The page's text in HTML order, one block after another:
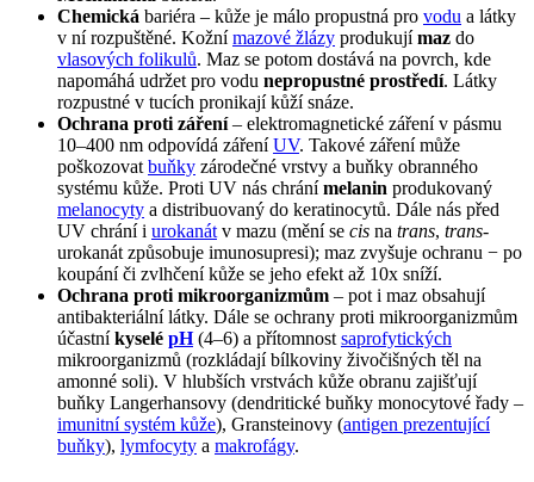
Chemická bariéra – kůže je málo propustná pro vodu a látky
v ní rozpuštěné. Kožnímazové žlázy produkujímaz do
vlasových folikulů. Maz se potom dostává na povrch, kde
napomáhá udržet pro vodu nepropustné prostředí. Látky
rozpustné v tucích pronikají kůží snáze.
Ochrana proti záření– elektromagnetické záření v pásmu
10–400 nm odpovídá zářeníUV. Takové záření může
poškozovat buňky zárodečné vrstvy a buňky obranného
systému kůže. Proti UV nás chránímelanin produkovaný
melanocyty a distribuovaný do keratinocytů. Dále nás před
UV chrání i urokanát v mazu (mění se cis na trans, trans-
urokanát způsobuje imunosupresi); maz zvyšuje ochranu − po
koupání či zvlhčení kůže se jeho efekt až 10x sníží.
Ochrana proti mikroorganizmům – pot i maz obsahují
antibakteriální látky. Dále se ochrany proti mikroorganizmům
účastníkyselé pH(4–6) a přítomnost saprofytických
mikroorganizmů (rozkládají bílkoviny živočišných těl na
amonné soli). V hlubších vrstvách kůže obranu zajišťují
buňky Langerhansovy (dendritické buňky monocytové řady –
imunitní systém kůže), Gransteinovy (antigen prezentující
buňky), lymfocyty a makrofágy.